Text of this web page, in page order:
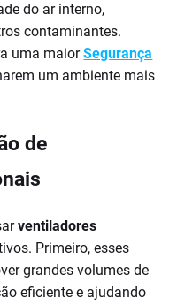
do ar interno,
contaminantes.
uma maiorSegurança
um ambiente mais
de
ventiladores
Primeiro, esses
grandes volumes de
eficiente e ajudando